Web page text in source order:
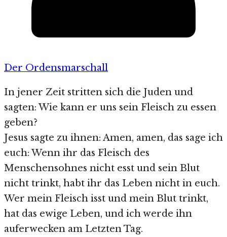
Der Ordensmarschall
In jener Zeit stritten sich die Juden und
sagten: Wie kann er uns sein Fleisch zu essen
geben?
Jesus sagte zu ihnen: Amen, amen, das sage ich
euch: Wenn ihr das Fleisch des
Menschensohnes nicht esst und sein Blut
nicht trinkt, habt ihr das Leben nicht in euch.
Wer mein Fleisch isst und mein Blut trinkt,
hat das ewige Leben, und ich werde ihn
auferwecken am Letzten Tag.